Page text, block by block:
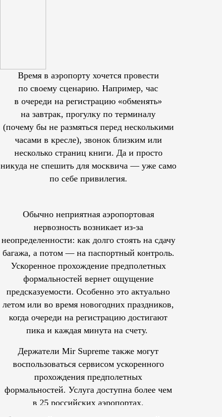
Время в аэропорту хочется провести
по своему сценарию. Например, час
в очереди на регистрацию «обменять»
на завтрак, прогулку по терминалу
(почему бы не размяться перед несколькими
часами в кресле), звонок близким или
несколько страниц книги. Да и просто
никуда не спешить для москвича — уже само
по себе привилегия.
Обычно неприятная аэропортовая
нервозность возникает из-за
неопределенности: как долго стоять на сдачу
багажа, а потом — на паспортный контроль.
Ускоренное прохождение предполетных
формальностей вернет ощущение
предсказуемости. Особенно это актуально
летом или во время новогодних праздников,
когда очереди на регистрацию достигают
пика и каждая минута на счету.
Держатели Mir Supreme также могут
воспользоваться сервисом ускоренного
прохождения предполетных
формальностей. Услуга доступна более чем
в 25 российских аэропортах.